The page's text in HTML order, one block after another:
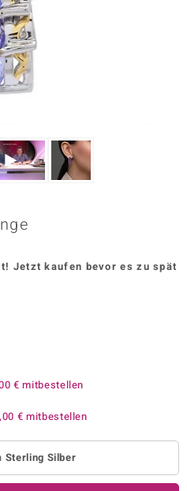
Jetzt kaufen bevor es zu spät
€ mitbestellen
€ mitbestellen
Sterling Silber